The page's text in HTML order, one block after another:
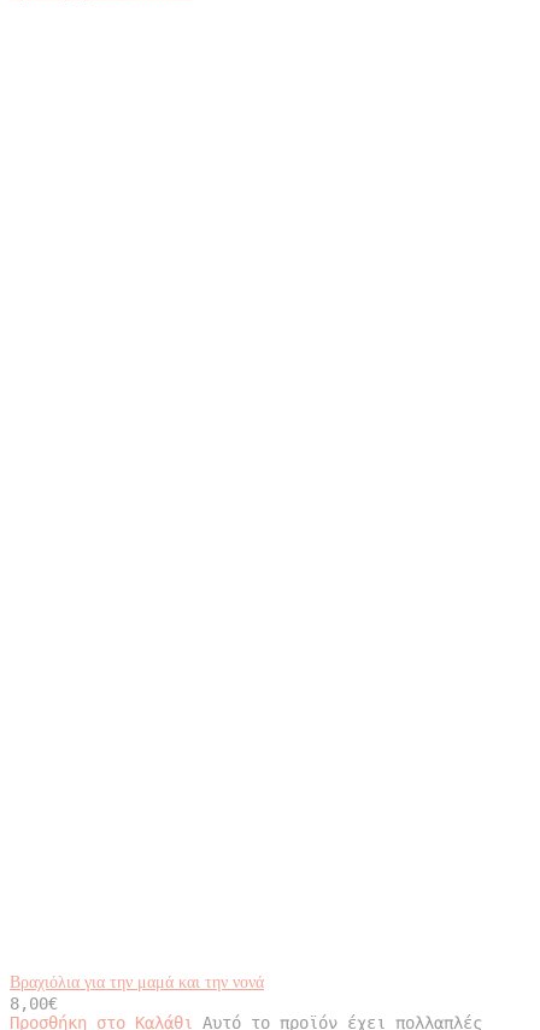
Βραχιόλια για την μαμά και την νονά
8,00€
Προσθήκη στο Καλάθι Αυτό το προϊόν έχει πολλαπλές